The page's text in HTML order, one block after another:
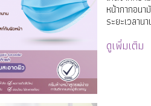
หน้ากากอนา
ระยะเวลาน
ตัวการทำให้
ตามมาด้วย
ดูเพิ่มเติม